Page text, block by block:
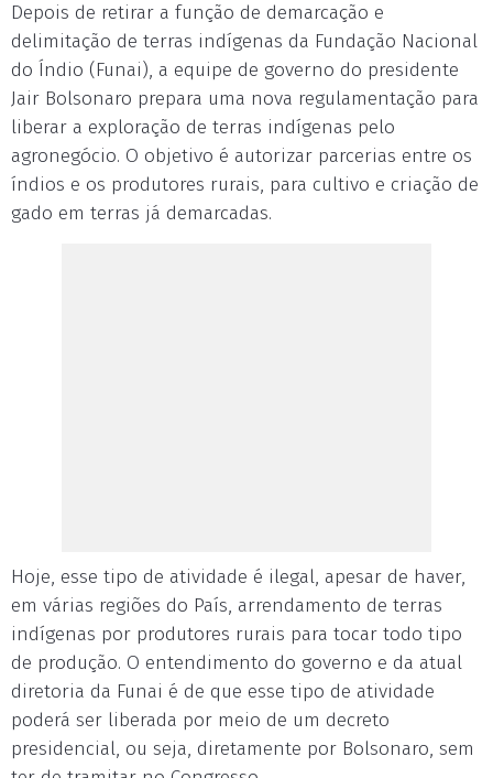
Depois de retirar a função de demarcação e
delimitação de terras indígenas da Fundação Nacional
do Índio (Funai), a equipe de governo do presidente
Jair Bolsonaro prepara uma nova regulamentação para
liberar a exploração de terras indígenas pelo
agronegócio. O objetivo é autorizar parcerias entre os
índios e os produtores rurais, para cultivo e criação de
gado em terras já demarcadas.
Hoje, esse tipo de atividade é ilegal, apesar de haver,
em várias regiões do País, arrendamento de terras
indígenas por produtores rurais para tocar todo tipo
de produção. O entendimento do governo e da atual
diretoria da Funai é de que esse tipo de atividade
poderá ser liberada por meio de um decreto
presidencial, ou seja, diretamente por Bolsonaro, sem